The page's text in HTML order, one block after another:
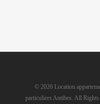
© 2026 Location
particuliers Antibes. All